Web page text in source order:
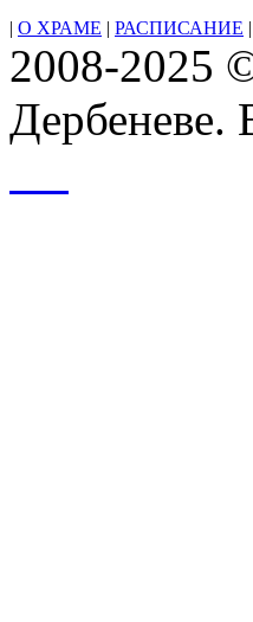
| О ХРАМЕ | РАСПИСАНИЕ |
2008-2025